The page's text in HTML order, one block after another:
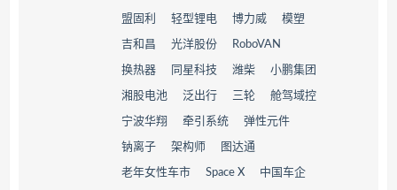
盟固利 轻型锂电 博力威 模塑
吉和昌 光洋股份 RoboVAN
换热器 同星科技 潍柴 小鹏集团
湘股电池 泛出行 三轮 舱驾域控
宁波华翔 牵引系统 弹性元件
钠离子 架构师 图达通
老年女性车市 Space X 中国车企